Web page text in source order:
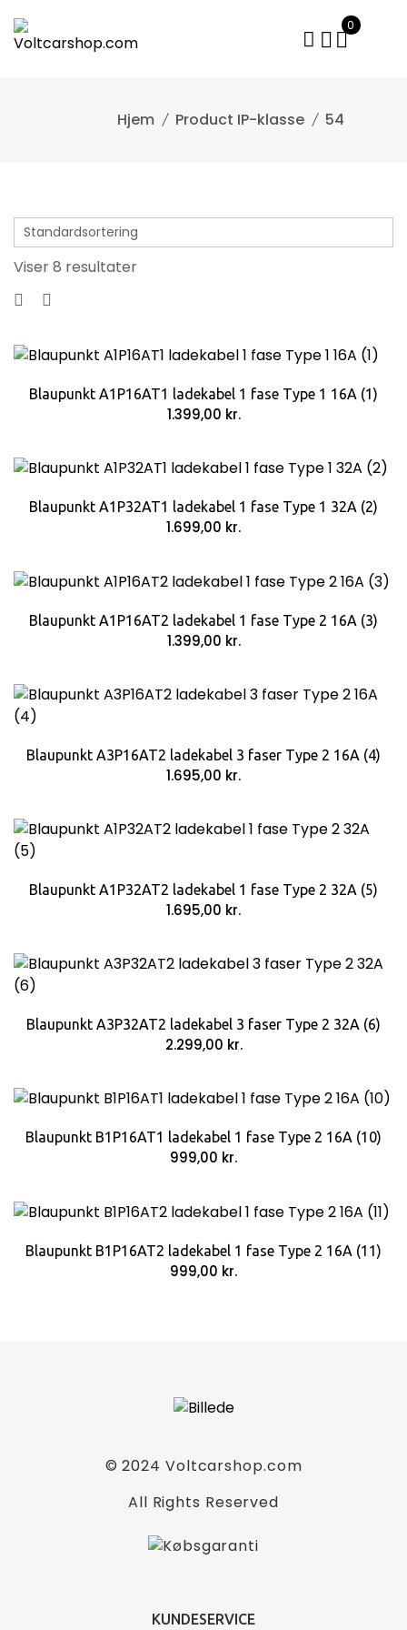
indhold
0
Product IP-klasse 54
Viser 8 resultater
Blaupunkt A1P16AT1 ladekabel 1 fase Type 1 16A (1)
1.399,00 kr.
Blaupunkt A1P32AT1 ladekabel 1 fase Type 1 32A (2)
1.699,00 kr.
Blaupunkt A1P16AT2 ladekabel 1 fase Type 2 16A (3)
1.399,00 kr.
Blaupunkt A3P16AT2 ladekabel 3 faser Type 2 16A (4)
1.695,00 kr.
Blaupunkt A1P32AT2 ladekabel 1 fase Type 2 32A (5)
1.695,00 kr.
Blaupunkt A3P32AT2 ladekabel 3 faser Type 2 32A (6)
2.299,00 kr.
Blaupunkt B1P16AT1 ladekabel 1 fase Type 2 16A (10)
999,00 kr.
Blaupunkt B1P16AT2 ladekabel 1 fase Type 2 16A (11)
999,00 kr.
Kablet er et enkelt faset ladekabel, og det er på 16A
(250V), som yder op til 3,7 KW effekt
Det er 8 meter langt, og det giver dig maksimal
fleksibilitet, da det kan nå rundt om bilen
Passer til mange asiatiske elbiler samt visse
© 2024 Voltcarshop.com
All Rights Reserved
KUNDESERVICE